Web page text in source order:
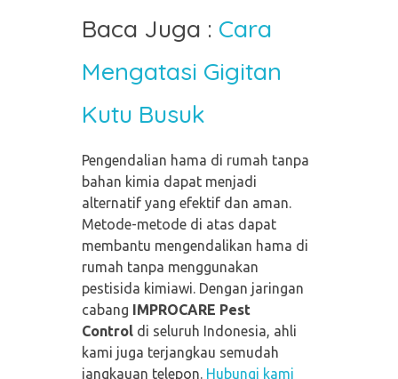
Baca Juga : Cara
Mengatasi Gigitan
Kutu Busuk
Pengendalian hama di rumah tanpa
bahan kimia dapat menjadi
alternatif yang efektif dan aman.
Metode-metode di atas dapat
membantu mengendalikan hama di
rumah tanpa menggunakan
pestisida kimiawi. Dengan jaringan
cabang IMPROCARE Pest
Controldi seluruh Indonesia, ahli
kami juga terjangkau semudah
jangkauan telepon. Hubungi kami